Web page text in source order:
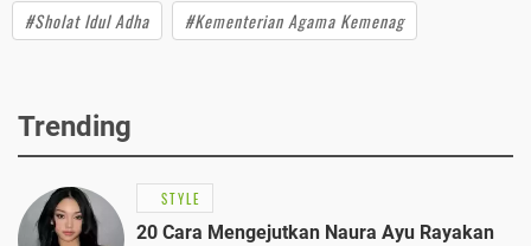
#Sholat Idul Adha
#Kementerian Agama Kemenag
Trending
STYLE
20 Cara Mengejutkan Naura Ayu Rayakan